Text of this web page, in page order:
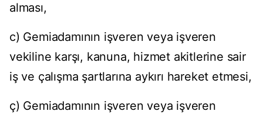
alması,
c) Gemiadamının işveren veya işveren
vekiline karşı, kanuna, hizmet akitlerine sair
iş ve çalışma şartlarına aykırı hareket etmesi,
ç) Gemiadamının işveren veya işveren